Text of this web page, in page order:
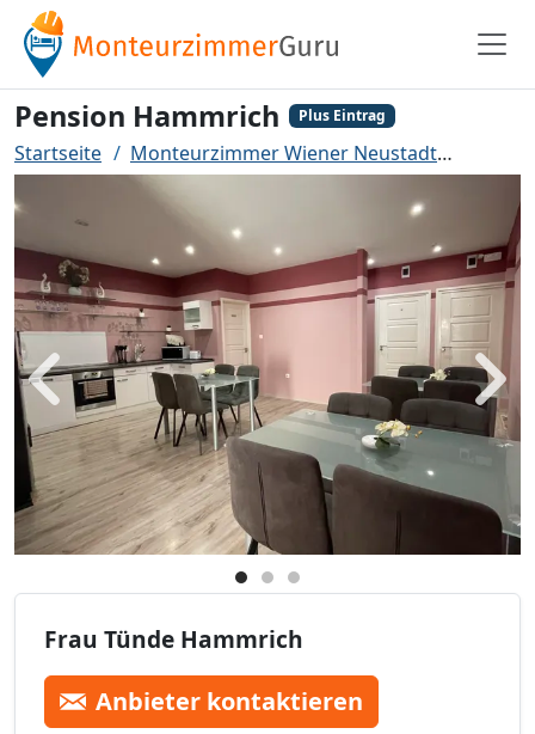
Pension Hammrich Plus Eintrag
Startseite Monteurzimmer Wiener Neustadt
Zurück
Frau Tünde Hammrich
Anbieter kontaktieren